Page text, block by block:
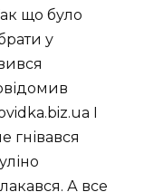
що було
у
І
гнівався
А все